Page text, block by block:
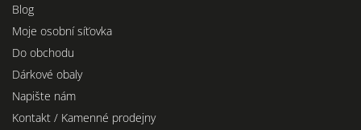
Blog
Moje osobní síťovka
Do obchodu
Dárkové obaly
Napište nám
Kontakt / Kamenné prodejny